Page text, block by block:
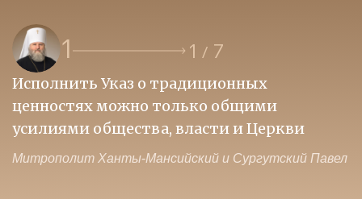
1 1 / 7
Исполнить Указ о традиционных
ценностях можно только общими
усилиями общества, власти и Церкви
Митрополит Ханты-Мансийский и Сургутский Павел